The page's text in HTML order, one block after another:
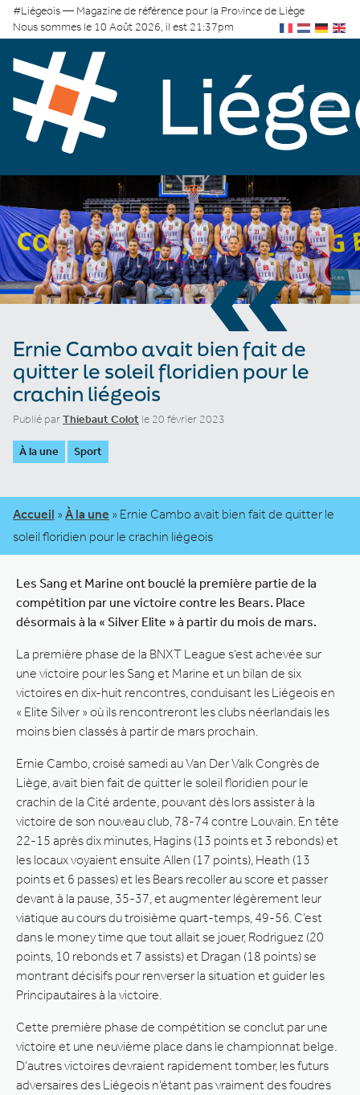
#Liégeois — Magazine de référence pour la Province de Liège
Nous sommes le 10 Août 2026, il est 21:37pm
«
Ernie Cambo avait bien fait de
quitter le soleil floridien pour le
crachin liégeois
Publié parThiebaut Colot le 20 février 2023
À la une Sport
Accueil » À la une » Ernie Cambo avait bien fait de quitter le
soleil floridien pour le crachin liégeois
Les Sang et Marine ont bouclé la première partie de la
compétition par une victoire contre les Bears. Place
désormais à la « Silver Elite » à partir du mois de mars.
La première phase de la BNXT League s’est achevée sur
une victoire pour les Sang et Marine et un bilan de six
victoires en dix-huit rencontres, conduisant les Liégeois en
« Elite Silver » où ils rencontreront les clubs néerlandais les
moins bien classés à partir de mars prochain.
Ernie Cambo, croisé samedi au Van Der Valk Congrès de
Liège, avait bien fait de quitter le soleil floridien pour le
crachin de la Cité ardente, pouvant dès lors assister à la
victoire de son nouveau club, 78-74 contre Louvain. En tête
22-15 après dix minutes, Hagins (13 points et 3 rebonds) et
les locaux voyaient ensuite Allen (17 points), Heath (13
points et 6 passes) et les Bears recoller au score et passer
devant à la pause, 35-37, et augmenter légèrement leur
viatique au cours du troisième quart-temps, 49-56. C’est
dans le money time que tout allait se jouer, Rodriguez (20
points, 10 rebonds et 7 assists) et Dragan (18 points) se
montrant décisifs pour renverser la situation et guider les
Principautaires à la victoire.
Cette première phase de compétition se conclut par une
victoire et une neuvième place dans le championnat belge.
D’autres victoires devraient rapidement tomber, les futurs
adversaires des Liégeois n’étant pas vraiment des foudres